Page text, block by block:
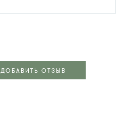
ДОБАВИТЬ ОТЗЫВ